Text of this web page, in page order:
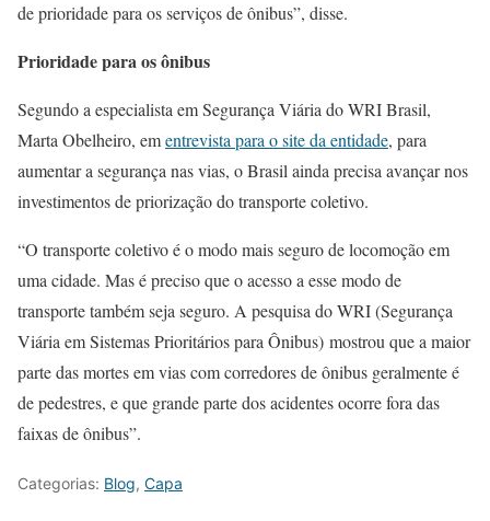
de prioridade para os serviços de ônibus”, disse.
Prioridade para os ônibus
Segundo a especialista em Segurança Viária do WRI Brasil,
Marta Obelheiro, ementrevista para o site da entidade, para
aumentar a segurança nas vias, o Brasil ainda precisa avançar nos
investimentos de priorização do transporte coletivo.
“O transporte coletivo é o modo mais seguro de locomoção em
uma cidade. Mas é preciso que o acesso a esse modo de
transporte também seja seguro. A pesquisa do WRI (Segurança
Viária em Sistemas Prioritários para Ônibus) mostrou que a maior
parte das mortes em vias com corredores de ônibus geralmente é
de pedestres, e que grande parte dos acidentes ocorre fora das
faixas de ônibus”.
Categorias: Blog, Capa